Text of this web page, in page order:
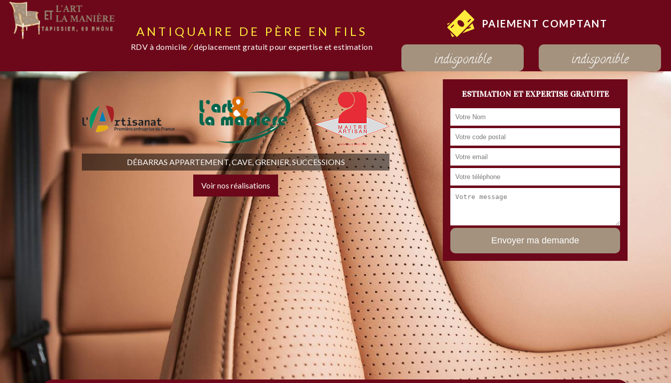
ANTIQUAIRE DE PÈRE EN FILS
RDV à domicile /déplacement gratuit pour expertise et estimation
PAIEMENT COMPTANT
indisponible indisponible
DÉBARRAS APPARTEMENT, CAVE, GRENIER, SUCCESSIONS
Voir nos réalisations
ESTIMATION ET EXPERTISE GRATUITE